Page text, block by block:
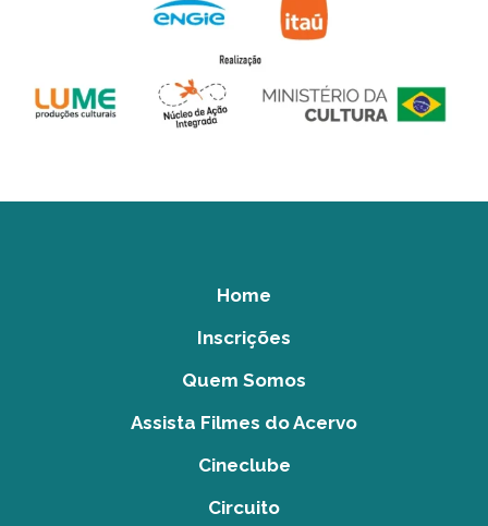
Home
Inscrições
Quem Somos
Assista Filmes do Acervo
Cineclube
Circuito